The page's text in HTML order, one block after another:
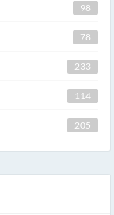
98
78
233
114
205